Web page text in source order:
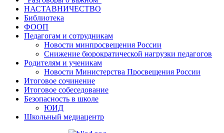
НАСТАВНИЧЕСТВО
Библиотека
ФООП
Педагогам и сотрудникам
Новости минпросвещения России
Снижение бюрократической нагрузки педагогов
Родителям и ученикам
Новости Министерства Просвещения России
Итоговое сочинение
Итоговое собеседование
Безопасность в школе
ЮИД
Школьный медиацентр